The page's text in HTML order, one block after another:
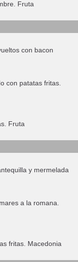
Fruta
con bacon
con patatas fritas.
Fruta
y mermelada
a la romana.
fritas. Macedonia